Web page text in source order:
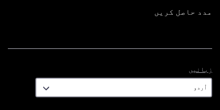
مدد حاصل کریں
زبانیں